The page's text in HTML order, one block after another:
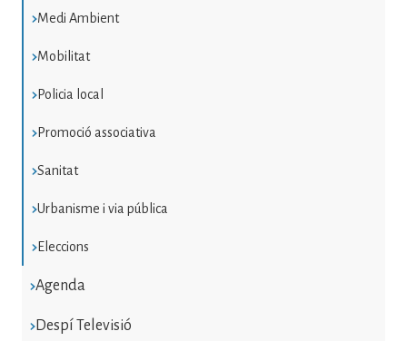
Medi Ambient
Mobilitat
Policia local
Promoció associativa
Sanitat
Urbanisme i via pública
Eleccions
Agenda
Despí Televisió